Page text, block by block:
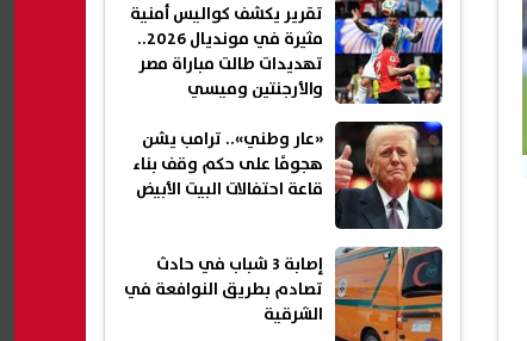
تقرير يكشف كواليس أمنية
مثيرة في مونديال 2026..
تهديدات طالت مباراة مصر
والأرجنتين وميسي
«عار وطني».. ترامب يشن
هجومًا على حكم وقف بناء
قاعة احتفالات البيت الأبيض
إصابة 3 شباب في حادث
تصادم بطريق النوافعة في
الشرقية